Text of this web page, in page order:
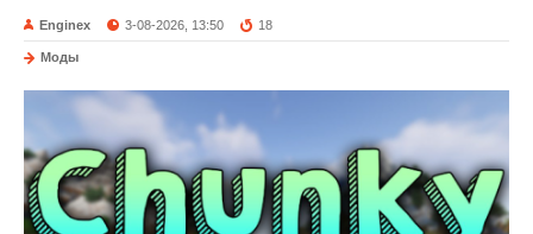
Enginex 3-08-2026, 13:50 18
Моды